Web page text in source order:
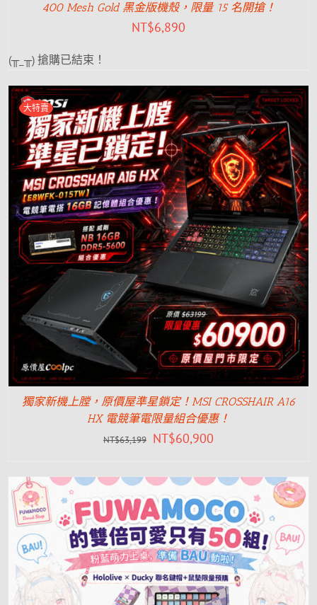
400 Mesh Gold 黑金版機殼，限量 15 名開搶！
NT$6,890
(╥_╥) 搶購已結束！
大特賣
獨家新機上膛，原價屋準星鎖定！MSI CROSSHAIR A16
HX 電競筆電限量組合優惠！
NT$63,199 NT$60,900